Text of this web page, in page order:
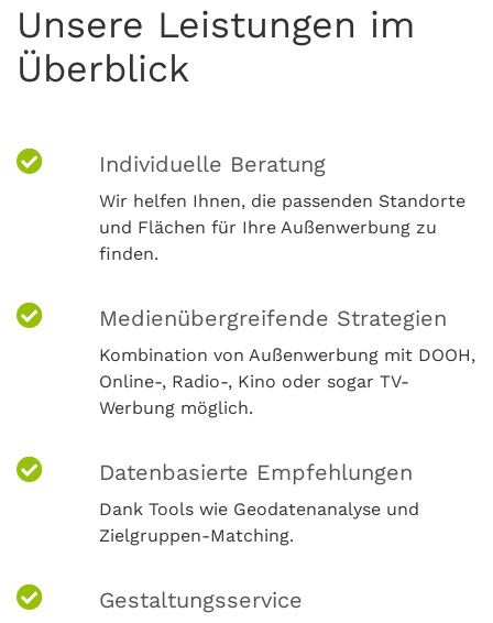
Unsere Leistungen im
Überblick
Individuelle Beratung
Wir helfen Ihnen, die passenden Standorte
und Flächen für Ihre Außenwerbung zu
finden.
Medienübergreifende Strategien
Kombination von Außenwerbung mit DOOH,
Online-, Radio-, Kino oder sogar TV-
Werbung möglich.
Datenbasierte Empfehlungen
Dank Tools wie Geodatenanalyse und
Zielgruppen-Matching.
Gestaltungsservice